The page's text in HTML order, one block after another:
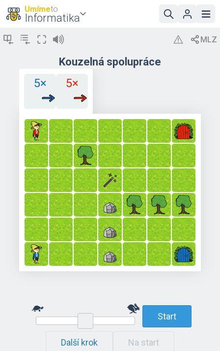
Umímeto
Informatika
Kouzelná spolupráce
5× 5×
Start
Další krok Na start